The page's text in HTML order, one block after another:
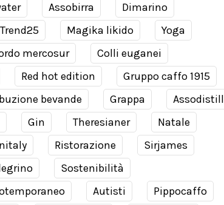
Assobirra
Dimarino
Trend25 Magika likido
Yoga
mercosur
Colli euganei
Red hot edition
Gruppo caffo 1915
bevande Grappa
Assodistill
Gin Theresianer
Natale
Ristorazione
Sirjames
Sostenibilità
Autisti
Pippocaffo